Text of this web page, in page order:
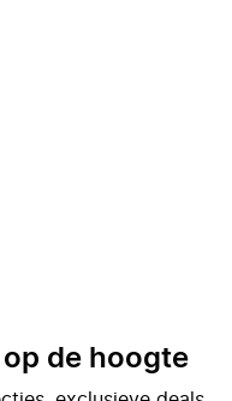
de hoogte